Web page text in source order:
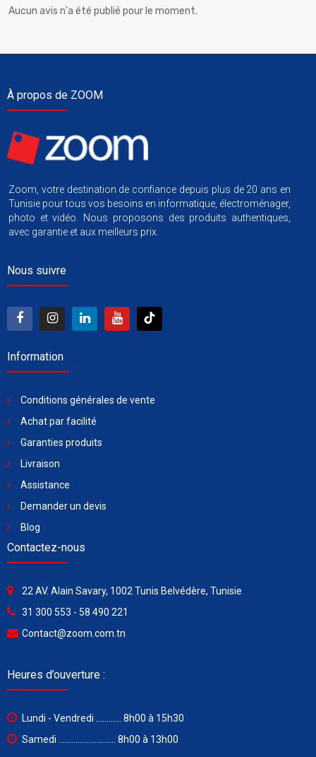
Aucun avis n'a été publié pour le moment.
À propos de ZOOM
Zoom, votre destination de confiance depuis plus de 20 ans en
Tunisie pour tous vos besoins en informatique, électroménager,
photo et vidéo. Nous proposons des produits authentiques,
avec garantie et aux meilleurs prix.
Nous suivre
Information
Conditions générales de vente
Achat par facilité
Garanties produits
Livraison
Assistance
Demander un devis
Blog
Contactez-nous
22 AV. Alain Savary, 1002 Tunis Belvédère, Tunisie
31 300 553 - 58 490 221
Contact@zoom.com.tn
Heures d’ouverture :
Lundi - Vendredi ............ 8h00 à 15h30
Samedi ........................... 8h00 à 13h00